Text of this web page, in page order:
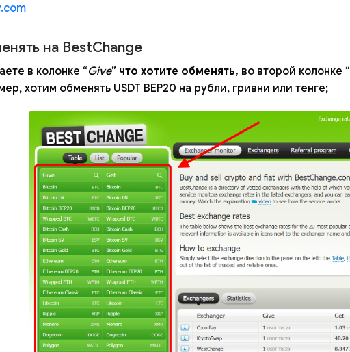
на BestChange
в колонке “Give” что хотите обменять, во второй колонке “
хотим обменять USDT BEP20 на рубли, гривни или тенге;